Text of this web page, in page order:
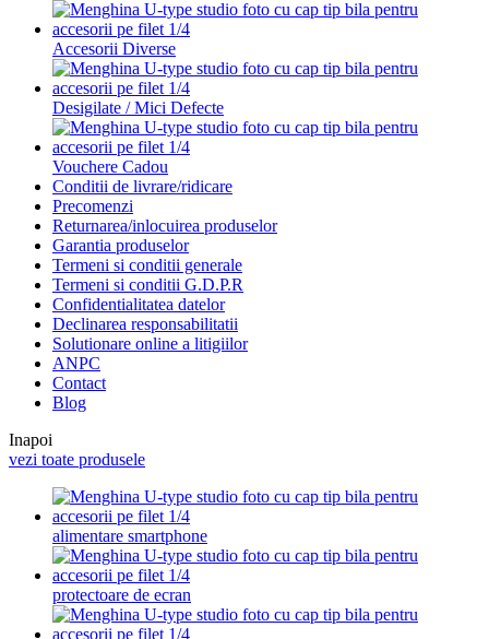
Accesorii Diverse
Desigilate / Mici Defecte
Vouchere Cadou
Conditii de livrare/ridicare
Precomenzi
Returnarea/inlocuirea produselor
Garantia produselor
Termeni si conditii generale
Termeni si conditii G.D.P.R
Confidentialitatea datelor
Declinarea responsabilitatii
Solutionare online a litigiilor
ANPC
Contact
Blog
Inapoi
vezi toate produsele
alimentare smartphone
protectoare de ecran